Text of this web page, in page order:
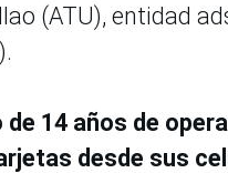
(ATU), entidad
de 14 años de
desde sus